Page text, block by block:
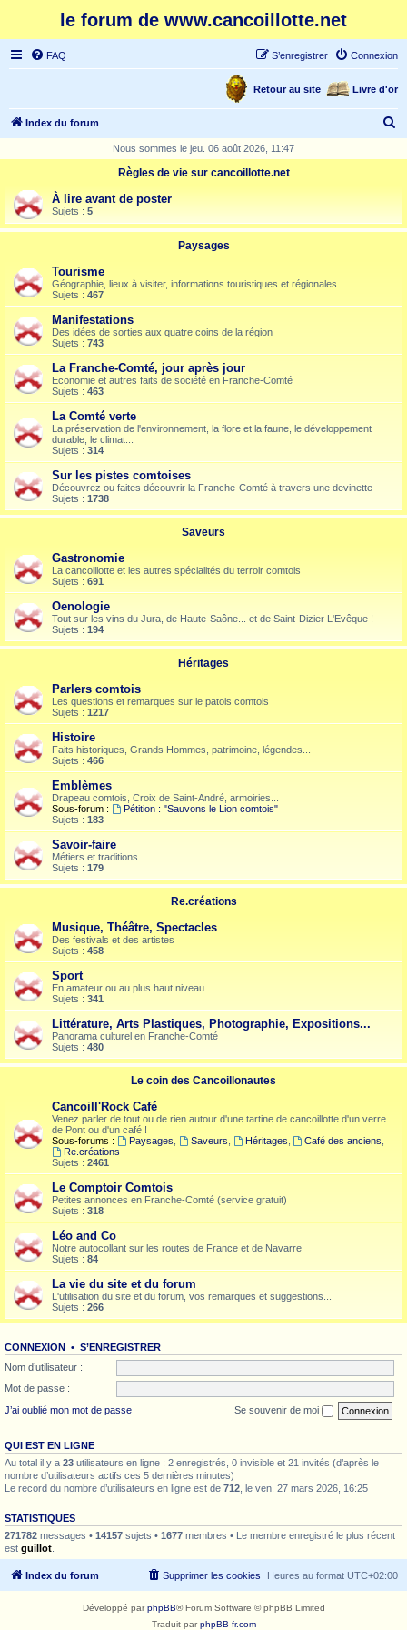
le forum de www.cancoillotte.net
FAQ Connexion
S’enregistrer
Livre d'or
Retour au site
Index du forum
r
Nous sommes le jeu. 06 août 2026, 11:47
Règles de vie sur cancoillotte.net
À lire avant de poster
Sujets : 5
Paysages
Tourisme
Géographie, lieux à visiter, informations touristiques et régionales
Sujets : 467
Manifestations
Des idées de sorties aux quatre coins de la région
Sujets : 743
La Franche-Comté, jour après jour
Economie et autres faits de société en Franche-Comté
Sujets : 463
La Comté verte
La préservation de l'environnement, la flore et la faune, le développement
durable, le climat...
Sujets : 314
Sur les pistes comtoises
Découvrez ou faites découvrir la Franche-Comté à travers une devinette
Sujets : 1738
Saveurs
Gastronomie
La cancoillotte et les autres spécialités du terroir comtois
Sujets : 691
Oenologie
Tout sur les vins du Jura, de Haute-Saône... et de Saint-Dizier L'Evêque !
Sujets : 194
Héritages
Parlers comtois
Les questions et remarques sur le patois comtois
Sujets : 1217
Histoire
Faits historiques, Grands Hommes, patrimoine, légendes...
Sujets : 466
Emblèmes
Drapeau comtois, Croix de Saint-André, armoiries...
Sous-forum :
Pétition : "Sauvons le Lion comtois"
Sujets : 183
Savoir-faire
Métiers et traditions
Sujets : 179
Re.créations
Musique, Théâtre, Spectacles
Des festivals et des artistes
Sujets : 458
Sport
En amateur ou au plus haut niveau
Sujets : 341
Littérature, Arts Plastiques, Photographie, Expositions...
Panorama culturel en Franche-Comté
Sujets : 480
Le coin des Cancoillonautes
Cancoill'Rock Café
Venez parler de tout ou de rien autour d'une tartine de cancoillotte d'un verre
de Pont ou d'un café !
Sous-forums :
Paysages Saveurs Héritages Café des anciens
Re.créations
Sujets : 2461
Le Comptoir Comtois
Petites annonces en Franche-Comté (service gratuit)
Sujets : 318
Léo and Co
Notre autocollant sur les routes de France et de Navarre
Sujets : 84
La vie du site et du forum
L'utilisation du site et du forum, vos remarques et suggestions...
Sujets : 266
CONNEXION • S’ENREGISTRER
Nom d’utilisateur :
Mot de passe :
J’ai oublié mon mot de passe
Se souvenir de moi
QUI EST EN LIGNE
Au total il y a 23 utilisateurs en ligne : 2 enregistrés, 0 invisible et 21 invités (d’après le
nombre d’utilisateurs actifs ces 5 dernières minutes)
Le record du nombre d’utilisateurs en ligne est de 712 , le ven. 27 mars 2026, 16:25
STATISTIQUES
271782 messages • 14157 sujets • 1677 membres • Le membre enregistré le plus récent
est guillot
Index du forum Heures au format UTC+02:00
Supprimer les cookies
Développé parphpBB® Forum Software © phpBB Limited
Traduit parphpBB-fr.com